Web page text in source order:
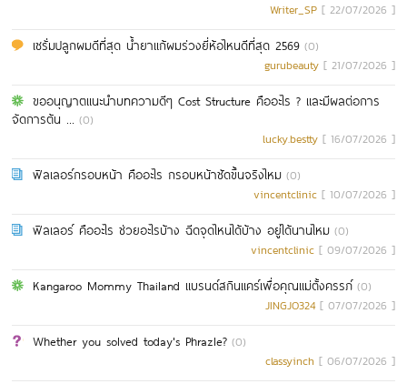
Writer_SP [ 22/07/2026 ]
เซรั่มปลูกผมดีที่สุด น้ำยาแก้ผมร่วงยี่ห้อไหนดีที่สุด 2569 (0)
gurubeauty [ 21/07/2026 ]
ขออนุญาตแนะนำบทความดีๆ Cost Structure คืออะไร ? และมีผลต่อการ
จัดการต้น ... (0)
lucky.bestty [ 16/07/2026 ]
ฟิลเลอร์กรอบหน้า คืออะไร กรอบหน้าชัดขึ้นจริงไหม (0)
vincentclinic [ 10/07/2026 ]
ฟิลเลอร์ คืออะไร ช่วยอะไรบ้าง ฉีดจุดไหนได้บ้าง อยู่ได้นานไหม (0)
vincentclinic [ 09/07/2026 ]
Kangaroo Mommy Thailand แบรนด์สกินแคร์เพื่อคุณแม่ตั้งครรภ์ (0)
JINGJO324 [ 07/07/2026 ]
Whether you solved today's Phrazle? (0)
classyinch [ 06/07/2026 ]